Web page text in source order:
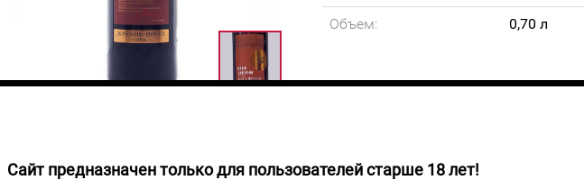
Объем: 0,70 л
НЕТ В НАЛИЧИИ
Вино насыщенного рубинового
Cайт предназначен только для пользователей старше 18 лет!